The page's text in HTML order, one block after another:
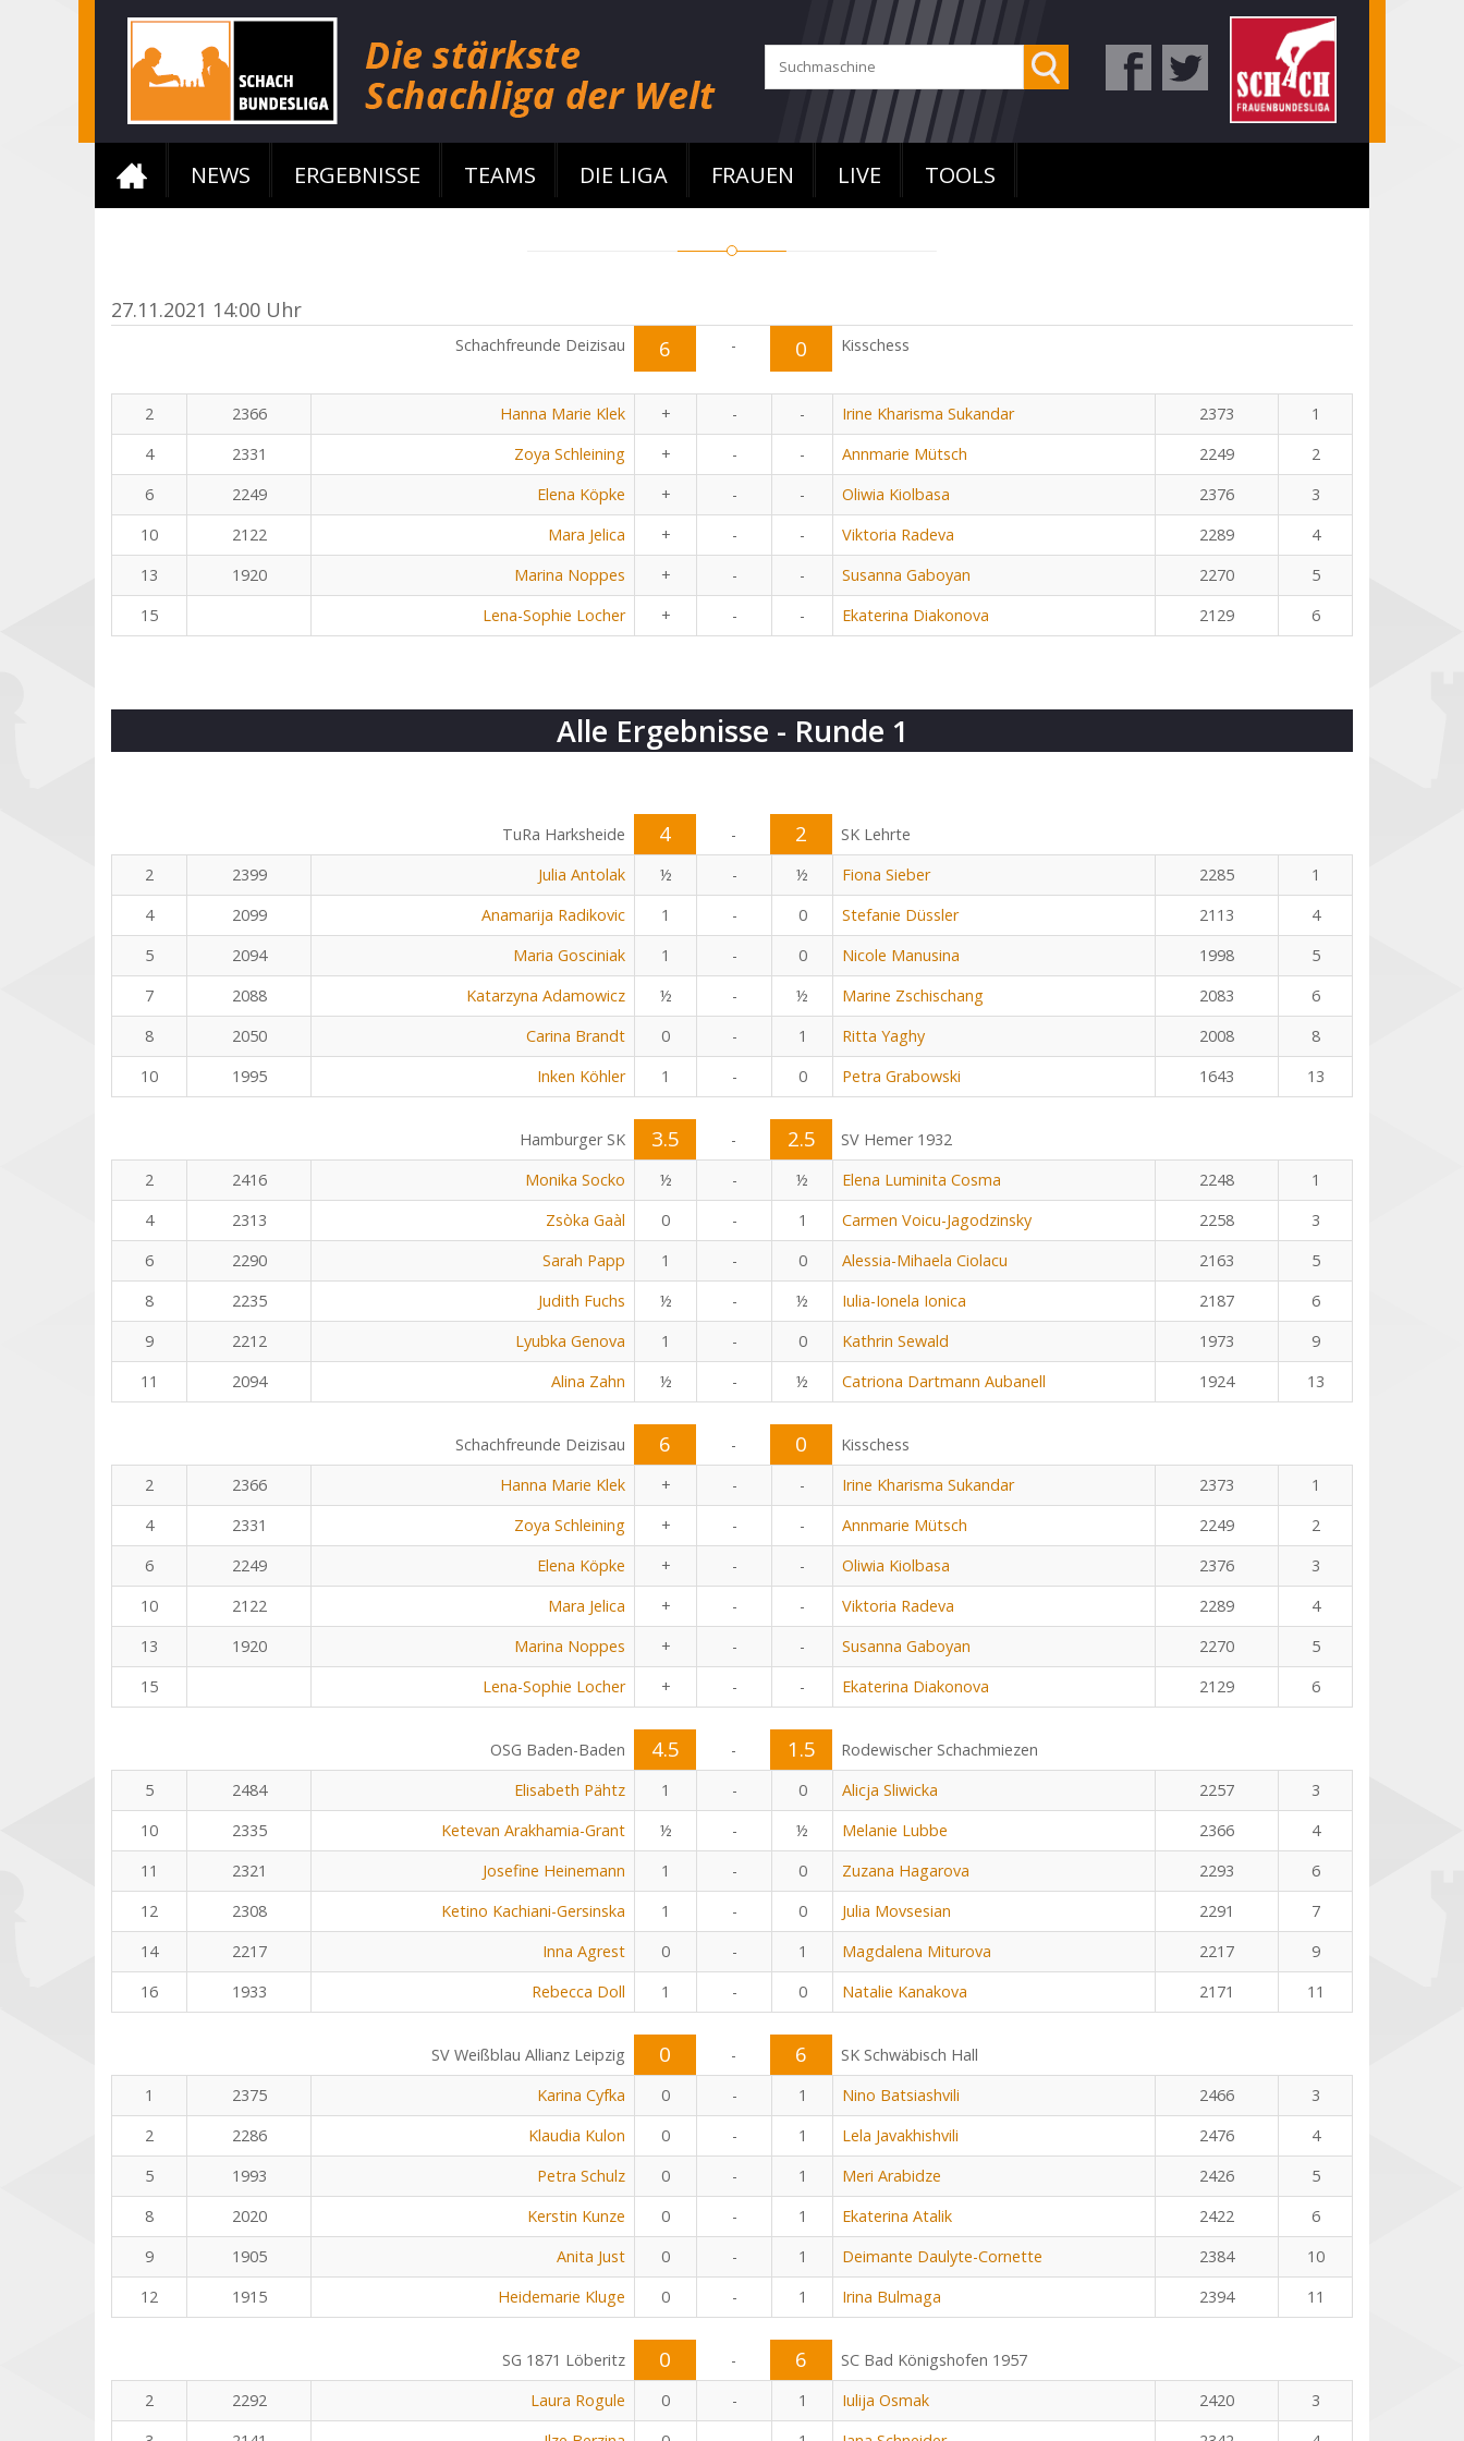
NEWS ERGEBNISSE TEAMS DIE LIGA FRAUEN LIVE TOOLS
27.11.2021 14:00 Uhr
Schachfreunde Deizisau 6 - 0 Kisschess
2 2366 Hanna Marie Klek + - - Irine Kharisma Sukandar 2373
1
4
2331 Zoya Schleining + - - Annmarie Mütsch 2249
2
6
2249 Elena Köpke + - - Oliwia Kiolbasa 2376
3
10
2122 Mara Jelica + - - Viktoria Radeva 2289
4
13
1920 Marina Noppes + - - Susanna Gaboyan 2270
5
15
Lena-Sophie Locher + - - Ekaterina Diakonova 2129 6
Alle Ergebnisse - Runde 1
TuRa Harksheide 4 - 2
SK Lehrte
2
2399 Julia Antolak ½ - ½ Fiona Sieber 2285
1
4
2099 Anamarija Radikovic 1 - 0 Stefanie Düssler 2113
4
5
2094 Maria Gosciniak 1 - 0 Nicole Manusina 1998
5
7
2088 Katarzyna Adamowicz ½ - ½ Marine Zschischang 2083
6
8
2050 Carina Brandt 0 - 1 Ritta Yaghy 2008
8
10
1995 Inken Köhler 1 - 0 Petra Grabowski 1643 13
Hamburger SK 3.5 - 2.5
SV Hemer 1932
2
2416 Monika Socko ½ - ½ Elena Luminita Cosma 2248
1
4
2313 Zsòka Gaàl 0 - 1 Carmen Voicu-Jagodzinsky 2258
3
6
2290 Sarah Papp 1 - 0 Alessia-Mihaela Ciolacu 2163
5
8
2235 Judith Fuchs ½ - ½ Iulia-Ionela Ionica 2187
6
9
2212 Lyubka Genova 1 - 0 Kathrin Sewald 1973
9
11
2094 Alina Zahn ½ - ½ Catriona Dartmann Aubanell 1924 13
Schachfreunde Deizisau 6 - 0
Kisschess
2
2366 Hanna Marie Klek + - - Irine Kharisma Sukandar 2373
1
4
2331 Zoya Schleining + - - Annmarie Mütsch 2249
2
6
2249 Elena Köpke + - - Oliwia Kiolbasa 2376
3
10
2122 Mara Jelica + - - Viktoria Radeva 2289
4
13
1920 Marina Noppes + - - Susanna Gaboyan 2270
5
15
Lena-Sophie Locher + - - Ekaterina Diakonova 2129 6
OSG Baden-Baden 4.5 - 1.5
Rodewischer Schachmiezen
5
2484 Elisabeth Pähtz 1 - 0 Alicja Sliwicka 2257
3
10
2335 Ketevan Arakhamia-Grant ½ - ½ Melanie Lubbe 2366
4
11
2321 Josefine Heinemann 1 - 0 Zuzana Hagarova 2293
6
12
2308 Ketino Kachiani-Gersinska 1 - 0 Julia Movsesian 2291
7
14
2217 Inna Agrest 0 - 1 Magdalena Miturova 2217
9
16
1933 Rebecca Doll 1 - 0 Natalie Kanakova 2171 11
SV Weißblau Allianz Leipzig 0 - 6
SK Schwäbisch Hall
1
2375 Karina Cyfka 0 - 1 Nino Batsiashvili 2466
3
2
2286 Klaudia Kulon 0 - 1 Lela Javakhishvili 2476
4
5
1993 Petra Schulz 0 - 1 Meri Arabidze 2426
5
8
2020 Kerstin Kunze 0 - 1 Ekaterina Atalik 2422
6
9
1905 Anita Just 0 - 1 Deimante Daulyte-Cornette 2384
10
12
1915 Heidemarie Kluge 0 - 1 Irina Bulmaga 2394 11
SG 1871 Löberitz 0 - 6
SC Bad Königshofen 1957
2
2292 Laura Rogule 0 - 1 Iulija Osmak 2420
3